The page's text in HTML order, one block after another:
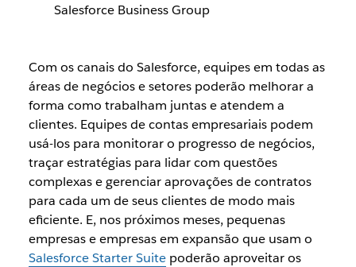
Salesforce Business Group
Com os canais do Salesforce, equipes em todas as
áreas de negócios e setores poderão melhorar a
forma como trabalham juntas e atendem a
clientes. Equipes de contas empresariais podem
usá-los para monitorar o progresso de negócios,
traçar estratégias para lidar com questões
complexas e gerenciar aprovações de contratos
para cada um de seus clientes de modo mais
eficiente. E, nos próximos meses, pequenas
empresas e empresas em expansão que usam o
Salesforce Starter Suitepoderão aproveitar os